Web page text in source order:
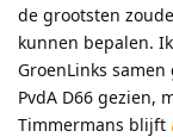
de grootsten
kunnen bepalen.
GroenLinks
PvdA D66 gezien,
Timmermans blijft